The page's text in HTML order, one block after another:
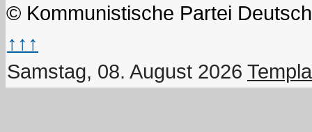
© Kommunistische Partei
↑↑↑
Samstag, 08. August 2026